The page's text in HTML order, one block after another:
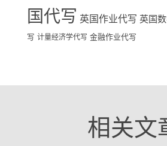
国代写 英国作业代写 英国
写 计量经济学代写 金融作业代写
相关文